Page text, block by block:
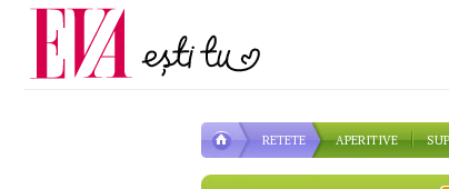
RETETE APERITIVE
Carieră
Actualitate